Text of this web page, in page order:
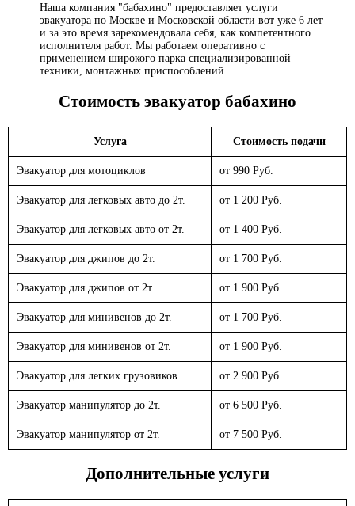
Наша компания "бабахино" предоставляет услуги
эвакуатора по Москве и Московской области вот уже 6 лет
и за это время зарекомендовала себя, как компетентного
исполнителя работ. Мы работаем оперативно с
применением широкого парка специализированной
техники, монтажных приспособлений.
Стоимость эвакуатор бабахино
Услуга Стоимость подачи
Эвакуатор для мотоциклов от 990 Руб.
Эвакуатор для легковых авто до 2т. от 1 200 Руб.
Эвакуатор для легковых авто от 2т. от 1 400 Руб.
Эвакуатор для джипов до 2т. от 1 700 Руб.
Эвакуатор для джипов от 2т. от 1 900 Руб.
Эвакуатор для минивенов до 2т. от 1 700 Руб.
Эвакуатор для минивенов от 2т. от 1 900 Руб.
Эвакуатор для легких грузовиков от 2 900 Руб.
Эвакуатор манипулятор до 2т. от 6 500 Руб.
Эвакуатор манипулятор от 2т. от 7 500 Руб.
Дополнительные услуги